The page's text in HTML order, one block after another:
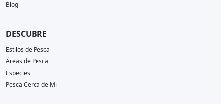
Blog
DESCUBRE
Estilos de Pesca
Áreas de Pesca
Especies
Pesca Cerca de Mi